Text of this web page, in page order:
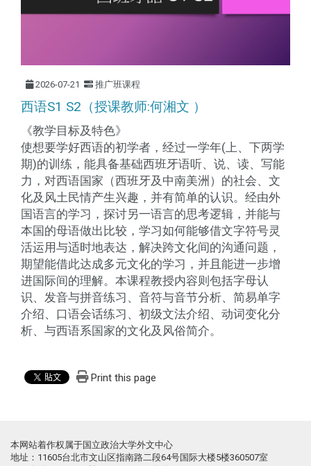
2026-07-21 推广班课程
西语S1 S2（授课教师:何湘文 ）
《教学目标及特色》
使想要学好西语的初学者，经过一学年(上、下两学
期)的训练，能具备基础西班牙语听、说、读、写能
力，对西语国家（西班牙及中南美洲）的社会、文
化及风土民情产生兴趣，并有简单的认识。经由外
国语言的学习，探讨另一语言的思考逻辑，并能与
本国的母语做出比较，学习如何能够借文字符号灵
活运用与适时地表达，解决跨文化间的沟通问题，
期望能借此达成多元文化的学习，并且能进一步增
进国际间的理解。本课程教授内容则包括字母认
识、发音与拼音练习、音符与音节分析、简易单字
介绍、口语会话练习、初级文法介绍、动词变化分
析、与西语系国家的文化及风俗简介。
Print this page
本网站着作权属于国立政治大学外文中心
地址：11605台北市文山区指南路二段64号国际大楼5楼360507室